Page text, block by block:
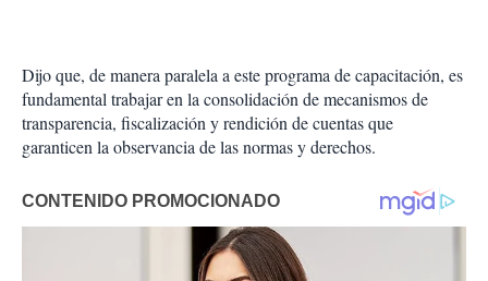
Dijo que, de manera paralela a este programa de capacitación, es
fundamental trabajar en la consolidación de mecanismos de
transparencia, fiscalización y rendición de cuentas que
garanticen la observancia de las normas y derechos.